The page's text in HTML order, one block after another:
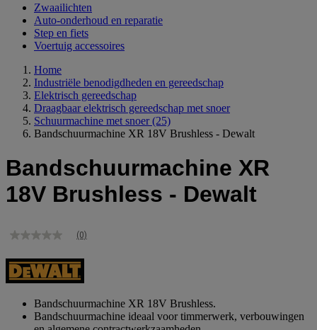
Zwaailichten
Auto-onderhoud en reparatie
Step en fiets
Voertuig accessoires
Home
Industriële benodigdheden en gereedschap
Elektrisch gereedschap
Draagbaar elektrisch gereedschap met snoer
Schuurmachine met snoer (25)
Bandschuurmachine XR 18V Brushless - Dewalt
Bandschuurmachine XR
18V Brushless - Dewalt
Geen
Dezelfde
paginalink.
(0)
Bandschuurmachine XR 18V Brushless.
Bandschuurmachine ideaal voor timmerwerk, verbouwingen